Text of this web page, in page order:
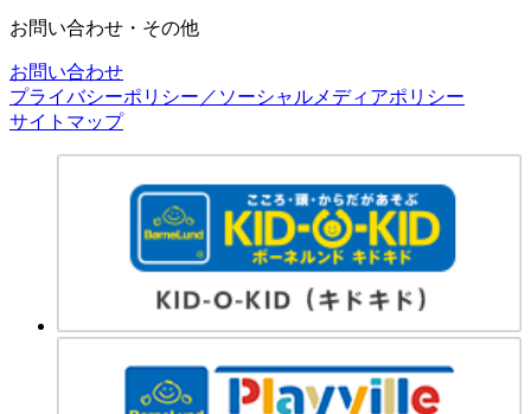
お問い合わせ・その他
お問い合わせ
プライバシーポリシー／ソーシャルメディアポリシー
サイトマップ